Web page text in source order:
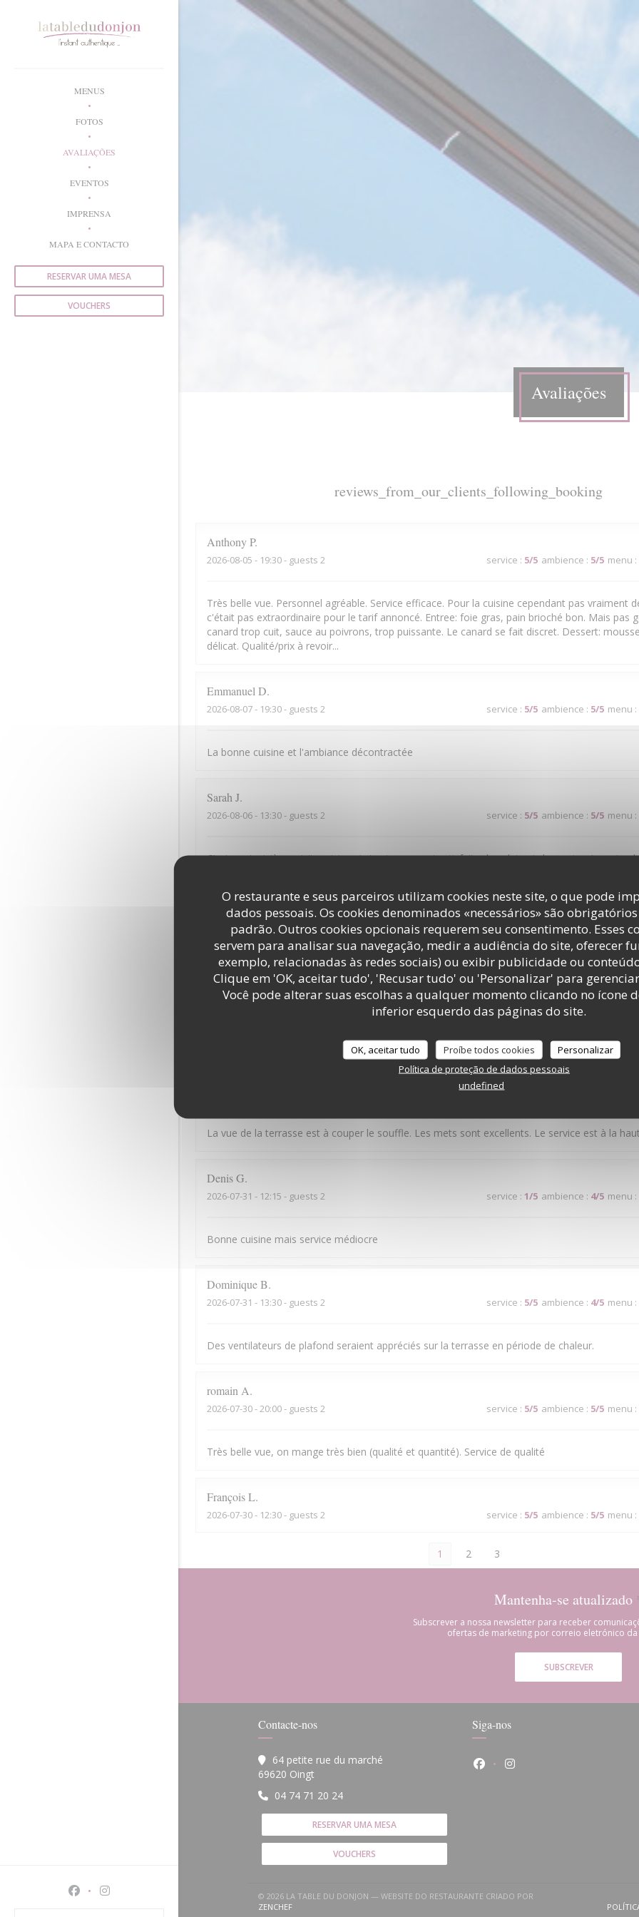
O restaurante e seus parceiros utilizam cookies neste site, o que pode
dados pessoais. Os cookies denominados «necessários» são
padrão. Outros cookies opcionais requerem seu consentimento. Esses
servem para analisar sua navegação, medir a audiência do site, oferecer
exemplo, relacionadas às redes sociais) ou exibir publicidade ou
Clique em 'OK, aceitar tudo', 'Recusar tudo' ou 'Personalizar' para
Você pode alterar suas escolhas a qualquer momento clicando no ícone
inferior esquerdo das páginas do site.
OK, aceitar tudo Proíbe todos cookies
Personalizar
Política de proteção de dados pessoais
undefined
MENUS
FOTOS
AVALIAÇÕES
EVENTOS
IMPRENSA
MAPA E CONTACTO
RESERVAR UMA MESA
VOUCHERS
Facebook ((abre numa nova janela))
Instagram ((abre numa nova janela))
Avaliações
reviews_from_our_clients_following_booking
AnthonyP
2026-08-05 - 19:30 - guests 2 service : 5/5 ambience : 5/5 menu :
Très belle vue. Personnel agréable. Service efficace. Pour la cuisine cependant pas vraiment
c'était pas extraordinaire pour le tarif annoncé. Entree: foie gras, pain brioché bon. Mais pas
canard trop cuit, sauce au poivrons, trop puissante. Le canard se fait discret. Dessert:
délicat. Qualité/prix à revoir...
Emmanuel D
2026-08-07- 19:30 - guests 2 service : 5/5 ambience : 5/5 menu :
La bonne cuisine et l'ambiance décontractée
Sarah J
2026-08-06- 13:30 - guests 2 service : 5/5 ambience : 5/5 menu :
C’est ma troisième visite, et je suis toujours aussi satisfaite des plats et du service. Je
DanielL
2026-08-05- 20:45 - guests 4 service :4/5 ambience:4/5 menu:
CécileV
2026-08-05 - 19:15 - guests 2 service:5/5 ambience :5/5 menu:
service
La vue de la terrasse est à couper le souffle. Les mets sont excellents. Le service est à la
DenisG
2026-07-31 - 12:15 - guests 2 service : 1/5 ambience : 4/5 menu :
Bonne cuisine mais service médiocre
DominiqueB
2026-07-31 - 13:30 - guests 2 service : 5/5 ambience : 4/5 menu :
Des ventilateurs de plafond seraient appréciés sur la terrasse en période de chaleur.
romain A
2026-07-30- 20:00 - guests 2 service : 5/5 ambience : 5/5 menu :
Très belle vue, on mange très bien (qualité et quantité). Service de qualité
FrançoisL
2026-07-30- 12:30 - guests 2 service : 5/5 ambience : 5/5 menu :
1 2 3
Mantenha-se atualizado
Subscrever a nossa newsletter para receber
ofertas de marketing por correio eletrónico da
SUBSCREVER
Contacte-nos
64 petite rue du marché
69620 Oingt
04 74 71 20 24
RESERVAR UMA MESA
VOUCHERS
Siga-nos
Facebook ((abre numa nova
Instagram ((abre numa
© 2026 LA TABLE DU DONJON — WEBSITE DO RESTAURANTE CRIADO POR
ZENCHEF((ABRE NUMA NOVA JANELA))